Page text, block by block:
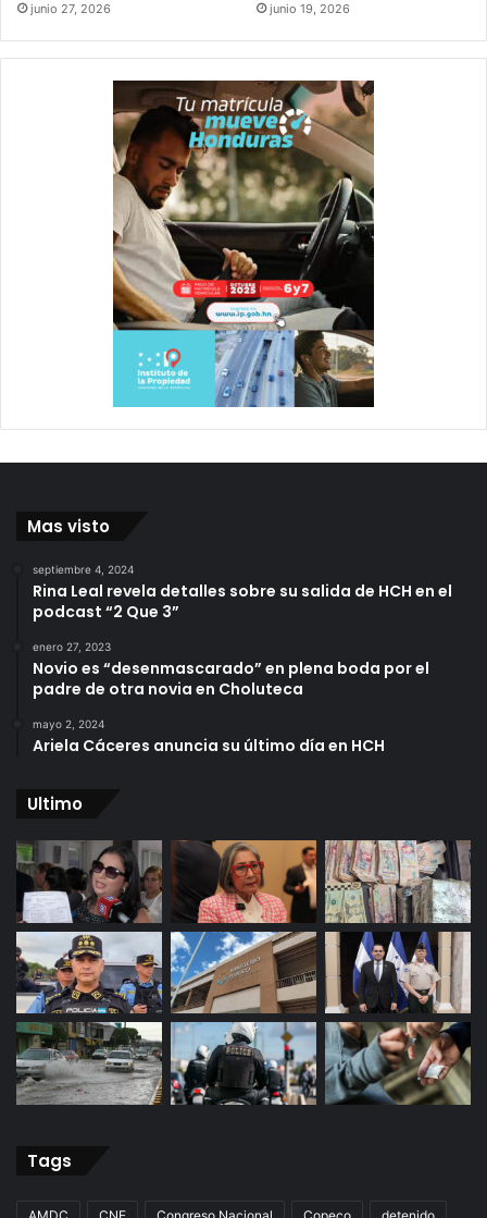
junio 27, 2026 junio 19, 2026
Mas visto
septiembre 4, 2024
Rina Leal revela detalles sobre su salida de HCH en el
podcast “2 Que 3”
enero 27, 2023
Novio es “desenmascarado” en plena boda por el
padre de otra novia en Choluteca
mayo 2, 2024
Ariela Cáceres anuncia su último día en HCH
Ultimo
Tags